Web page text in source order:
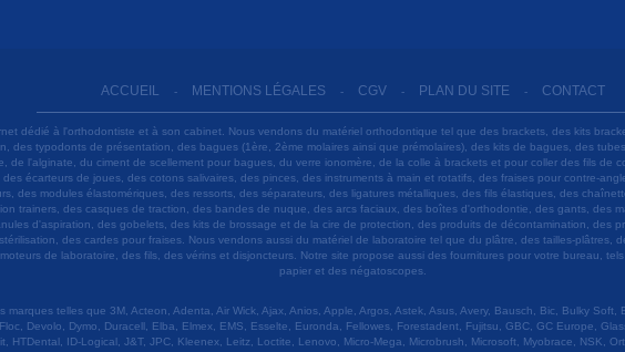
ACCUEIL - MENTIONS LÉGALES - CGV - PLAN DU SITE - CONTACT
dédié à l'orthodontiste et à son cabinet. Nous vendons du matériel orthodontique tel que des brackets, des kits
des typodonts de présentation, des bagues (1ère, 2ème molaires ainsi que prémolaires), des kits de bagues, des
de l'alginate, du ciment de scellement pour bagues, du verre ionomère, de la colle à brackets et pour coller des fils de
des écarteurs de joues, des cotons salivaires, des pinces, des instruments à main et rotatifs, des fraises pour contre-
des modules élastomériques, des ressorts, des séparateurs, des ligatures métalliques, des fils élastiques, des
trainers, des casques de traction, des bandes de nuque, des arcs faciaux, des boîtes d'orthodontie, des gants, des
d'aspiration, des gobelets, des kits de brossage et de la cire de protection, des produits de décontamination, des
des cardes pour fraises. Nous vendons aussi du matériel de laboratoire tel que du plâtre, des tailles-plâtres,
de laboratoire, des fils, des vérins et disjoncteurs. Notre site propose aussi des fournitures pour votre bureau,
papier et des négatoscopes.
marques telles que 3M, Acteon, Adenta, Air Wick, Ajax, Anios, Apple, Argos, Astek, Asus, Avery, Bausch, Bic, Bulky Soft,
Devolo, Dymo, Duracell, Elba, Elmex, EMS, Esselte, Euronda, Fellowes, Forestadent, Fujitsu, GBC, GC Europe,
HTDental, ID-Logical, J&T, JPC, Kleenex, Leitz, Loctite, Lenovo, Micro-Mega, Microbrush, Microsoft, Myobrace, NSK,